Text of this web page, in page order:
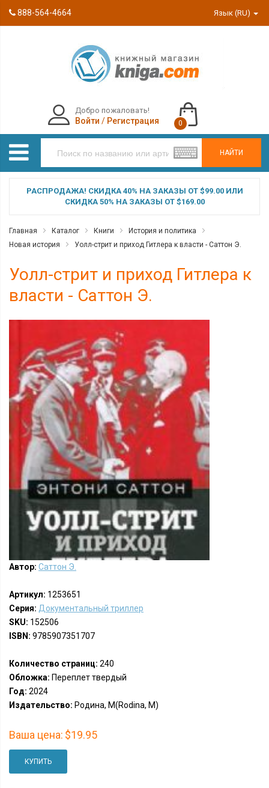
888-564-4664 Язык (RU)
НАЙТИ
Добро пожаловать!
Войти / Регистрация 0
РАСПРОДАЖА! СКИДКА 40% НА ЗАКАЗЫ ОТ $99.00 ИЛИ
СКИДКА 50% НА ЗАКАЗЫ ОТ $169.00
Главная Каталог Книги
История и политика
Новая история
Уолл-стрит и приход Гитлера к власти - Саттон Э.
Уолл-стрит и приход Гитлера к
власти - Саттон Э.
Автор: Саттон Э.
Артикул: 1253651
Серия: Документальный триллер
SKU: 152506
ISBN: 9785907351707
Количество страниц: 240
Обложка: Переплет твердый
Год: 2024
Издательство: Родина, М(Rodina, M)
Ваша цена: $19.95
КУПИТЬ